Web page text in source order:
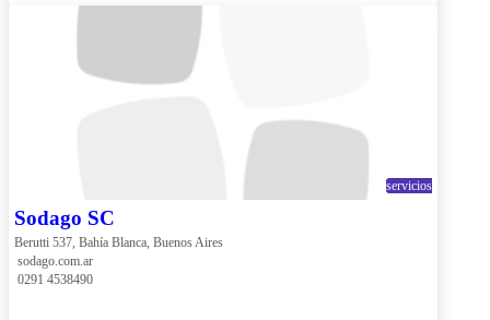
servicios
Sodago SC
Berutti 537, Bahía Blanca, Buenos Aires
sodago.com.ar
0291 4538490